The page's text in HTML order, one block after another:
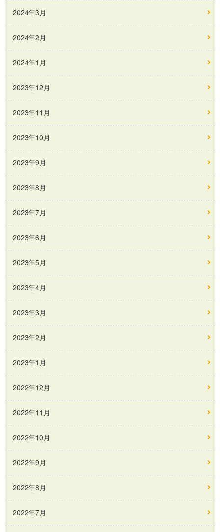
2024年3月
2024年2月
2024年1月
2023年12月
2023年11月
2023年10月
2023年9月
2023年8月
2023年7月
2023年6月
2023年5月
2023年4月
2023年3月
2023年2月
2023年1月
2022年12月
2022年11月
2022年10月
2022年9月
2022年8月
2022年7月